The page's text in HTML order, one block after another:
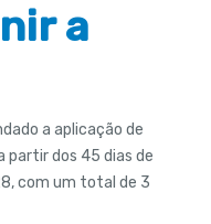
a
a aplicação de
partir dos 45 dias de
com um total de 3